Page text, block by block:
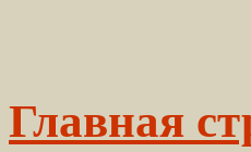
Главная